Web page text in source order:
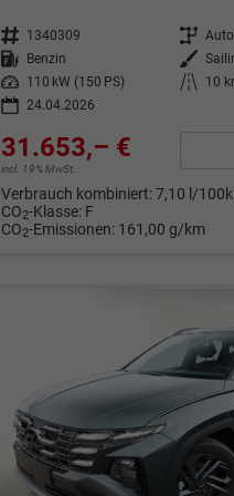
Fahrzeugnr. 1340309 Getriebe
Kraftstoff Benzin Außenfarbe
Leistung
110 kW (150 PS) Kilometerstand
10
24.04.2026
31.653,– €
incl. 19% MwSt.
Verbrauch kombiniert:7,10 l/
CO2-Klasse: F
CO2-Emissionen: 161,00 g/km